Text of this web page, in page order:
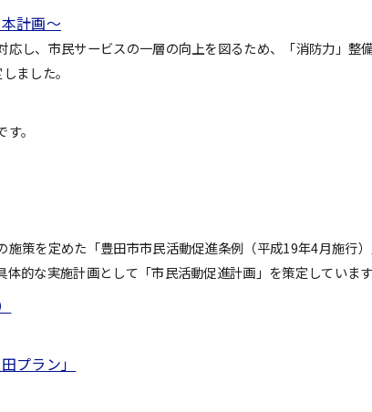
計画～
し、市民サービスの一層の向上を図るため、「消防力」整
ました。
。
策を定めた「豊田市市民活動促進条例（平成19年4月施行
的な実施計画として「市民活動促進計画」を策定しています
プラン」